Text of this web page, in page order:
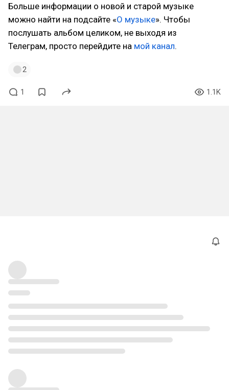
Больше информации о новой и старой музыке
можно найти на подсайте «О музыке». Чтобы
послушать альбом целиком, не выходя из
Телеграм, просто перейдите на мой канал.
2
1 1.1K